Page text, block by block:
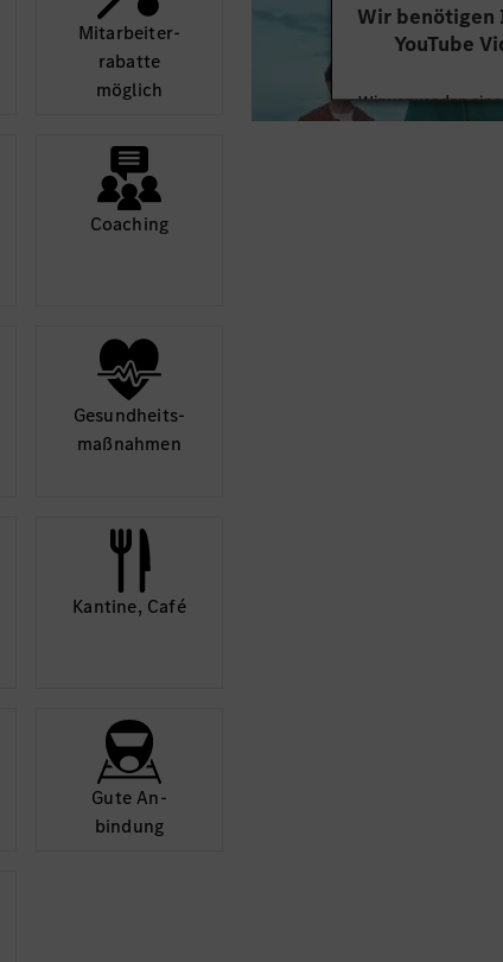
Mit­arbeiter­
rabatte
möglich
Coaching
Gesund­heits­
maß­nahmen
Kantine, Café
Gute An­
bindung
Wir benötigen
YouTube
Wir verwenden
Videoinhalte